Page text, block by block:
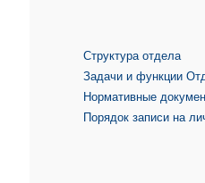
Структура отдела
Задачи и функции
Нормативные
Порядок записи на